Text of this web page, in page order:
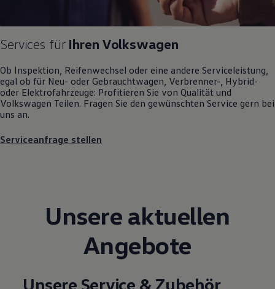
Inspektion und HU/AU
Reparaturen und Checks
Motorenöl und Flüssigkeiten
Pannen- und Unfallhilfe
Economy Service
Volkswagen Teile
Zubehör
Transport
Entertainment und Elektronik
Handy und Fahrzeug verbinden
Updates für Software, Karten und Radio
Über Ihr Auto
Vorgängermodelle
Kundeninformationen
Warn- und Kontrollleuchten
Services für Ihren Volkswagen
Ob Inspektion, Reifenwechsel oder eine andere Serviceleistung,
egal ob für Neu- oder Gebrauchtwagen , Verbrenner-, Hybrid-
oder Elektrofahrzeuge: Profitieren Sie von Qualität und
Volkswagen Teilen. Fragen Sie den gewünschten Service gern bei
uns an.
Serviceanfrage stellen
Unsere aktuellen
Angebote
Unsere Service & Zubehör